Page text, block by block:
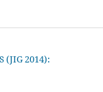
(JIG 2014):